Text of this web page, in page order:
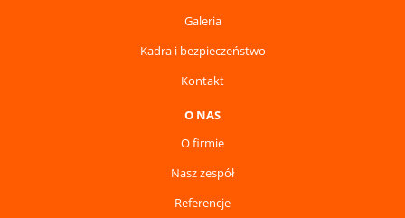
Galeria
Kadra i bezpieczeństwo
Kontakt
O NAS
O firmie
Nasz zespół
Referencje